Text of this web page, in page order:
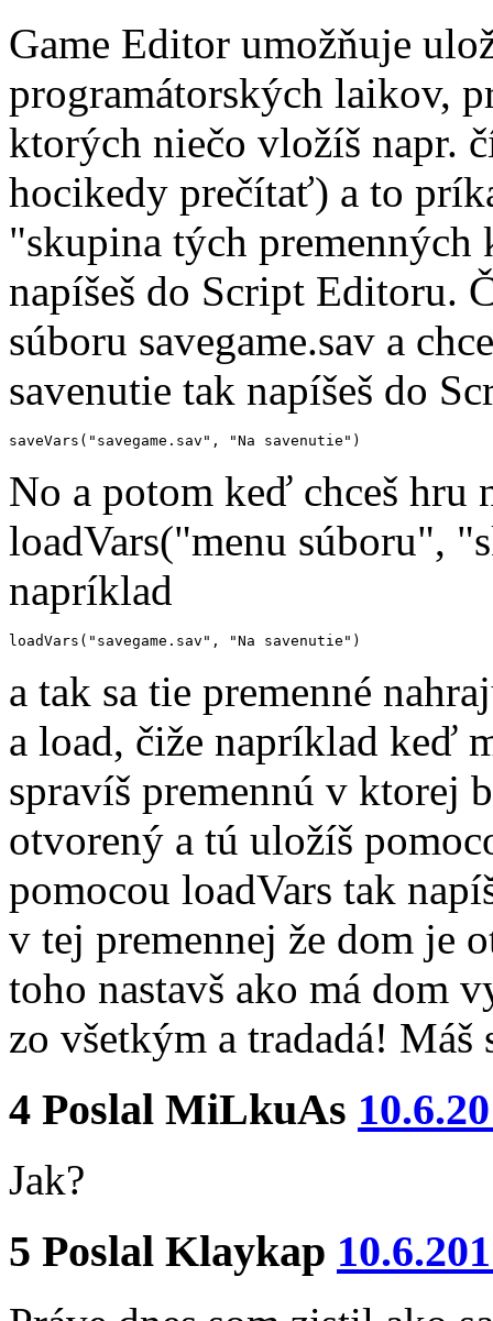
Game Editor umožňuje
programátorských laikov,
ktorých niečo vložíš napr.
hocikedy prečítať) a to
"skupina tých
napíšeš do Script Editoru.
súboru savegame.sav a
savenutie tak napíšeš do
saveVars("savegame.sav", "Na savenutie")
No a potom keď chceš hru
loadVars("menu súboru",
napríklad
loadVars("savegame.sav", "Na savenutie")
a tak sa tie premenné
a load, čiže napríklad keď
spravíš premennú v ktorej
otvorený a tú uložíš
pomocou loadVars tak
v tej premennej že dom je
toho nastavš ako má dom
zo všetkým a tradadá! Máš
4 Poslal MiLkuAs
Jak?
5 Poslal Klaykap